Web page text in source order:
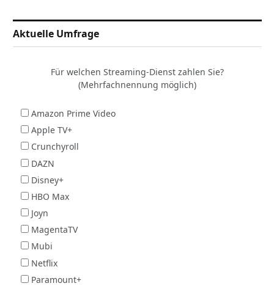
Aktuelle Umfrage
Für welchen Streaming-Dienst zahlen Sie?
(Mehrfachnennung möglich)
Amazon Prime Video
Apple TV+
Crunchyroll
DAZN
Disney+
HBO Max
Joyn
MagentaTV
Mubi
Netflix
Paramount+